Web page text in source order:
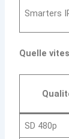
Smarters
Quelle
SD 480p